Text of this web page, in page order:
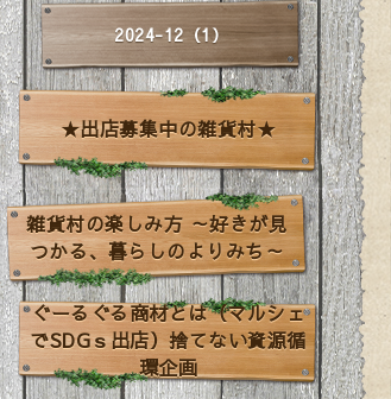
2024-12（1）
★出店募集中の雑貨村★
雑貨村の楽しみ方 ～好きが見
つかる、暮らしのよりみち～
ぐーるぐる商材とは（マルシェ
でSDGｓ出店）捨てない資源循
環企画